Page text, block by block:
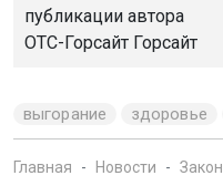
публикации автора
ОТС-Горсайт Горсайт
выгорание здоровье
Главная Новости Закон